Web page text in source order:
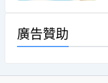
廣告贊助